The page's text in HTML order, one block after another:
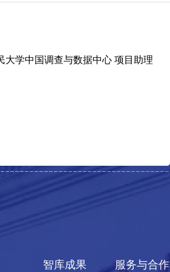
大学中国调查与数据中心 项目助理
智库成果 服务与合作